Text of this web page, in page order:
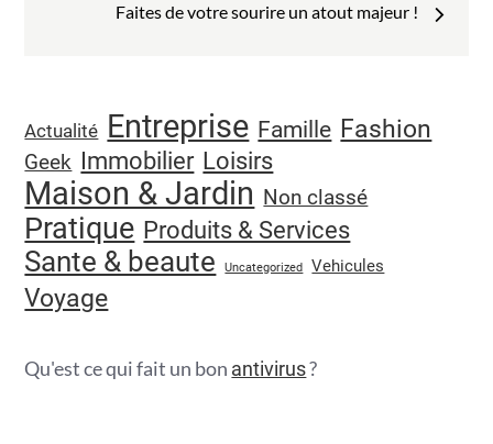
Faites de votre sourire un atout majeur !
Actualité Entreprise Famille Fashion
Geek Immobilier Loisirs
Maison & Jardin Non classé
Pratique Produits & Services
Sante & beaute Uncategorized Vehicules
Voyage
Qu'est ce qui fait un bon antivirus?